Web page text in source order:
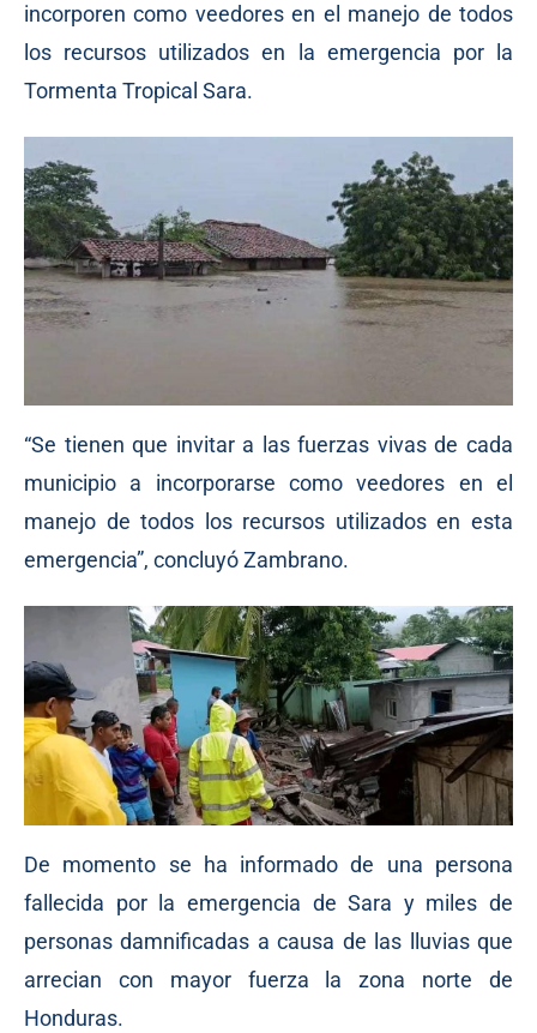
incorporen como veedores en el manejo de todos
los recursos utilizados en la emergencia por la
Tormenta Tropical Sara.
“Se tienen que invitar a las fuerzas vivas de cada
municipio a incorporarse como veedores en el
manejo de todos los recursos utilizados en esta
emergencia”, concluyó Zambrano.
De momento se ha informado de una persona
fallecida por la emergencia de Sara y miles de
personas damnificadas a causa de las lluvias que
arrecian con mayor fuerza la zona norte de
Honduras.